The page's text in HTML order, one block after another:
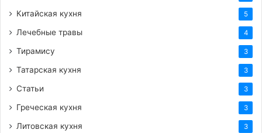
Китайская кухня 5
Лечебные травы 4
Тирамису 3
Татарская кухня 3
Статьи 3
Греческая кухня 3
Литовская кухня 3